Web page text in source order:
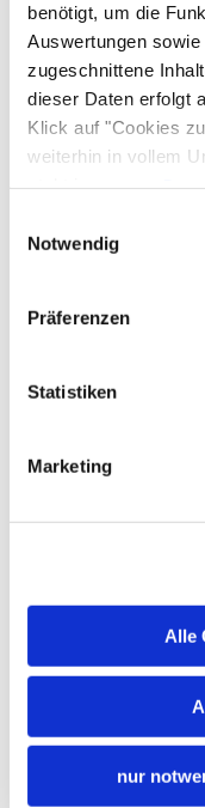
benötigt, um die
Auswertungen
zugeschnittene
dieser Daten erfolgt
Klick auf "Cookies
weiterhin in vollem
steht in unserer
gelistet.
Notwendig
Präferenzen
Statistiken
Marketing
Alle
nur
Nahverkehr in der
Parkplatz am Haus
Ausschließlich
Aktivitäten
Fahrradtouren
Skiaufbewahrung
Bereiche sind
Gemeinschaftsraum